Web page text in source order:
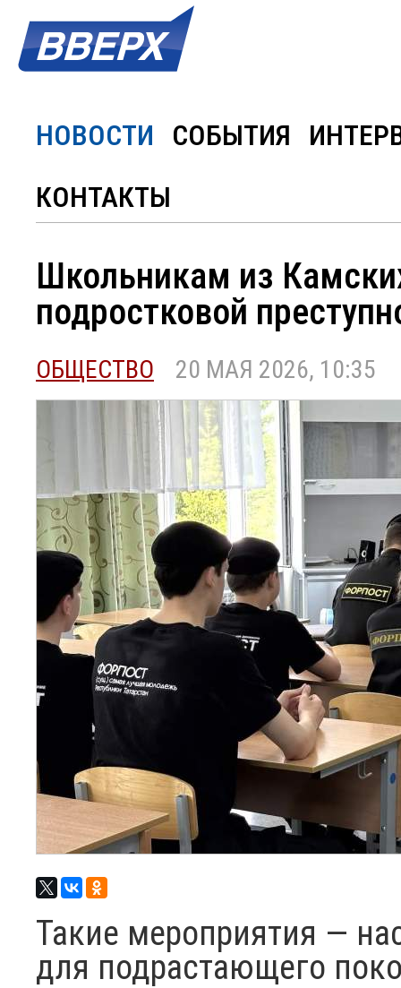
НОВОСТИ СОБЫТИЯ
КОНТАКТЫ
Школьникам из
подростковой
ОБЩЕСТВО 20 МАЯ 2026, 10:35
Такие мероприятия —
для подрастающего